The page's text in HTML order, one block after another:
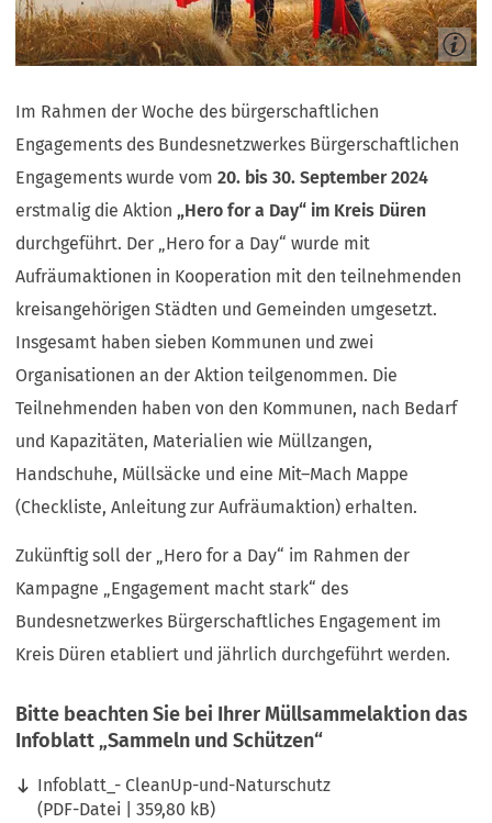
Im Rahmen der Woche des bürgerschaftlichen
Engagements des Bundesnetzwerkes Bürgerschaftlichen
Engagements wurde vom20. bis 30. September 2024
erstmalig die Aktion „Hero for a Day“ im Kreis Düren
durchgeführt. Der „Hero for a Day“ wurde mit
Aufräumaktionen in Kooperation mit den teilnehmenden
kreisangehörigen Städten und Gemeinden umgesetzt.
Insgesamt haben sieben Kommunen und zwei
Organisationen an der Aktion teilgenommen. Die
Teilnehmenden haben von den Kommunen, nach Bedarf
und Kapazitäten, Materialien wie Müllzangen,
Handschuhe, Müllsäcke und eine Mit–Mach Mappe
(Checkliste, Anleitung zur Aufräumaktion) erhalten.
Zukünftig soll der „Hero for a Day“ im Rahmen der
Kampagne „Engagement macht stark“ des
Bundesnetzwerkes Bürgerschaftliches Engagement im
Kreis Düren etabliert und jährlich durchgeführt werden.
Bitte beachten Sie bei Ihrer Müllsammelaktion das
Infoblatt „Sammeln und Schützen“
Infoblatt_- CleanUp-und-Naturschutz
PDF-Datei 359,80 kB